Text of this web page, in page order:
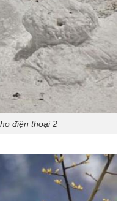
điện thoại 2